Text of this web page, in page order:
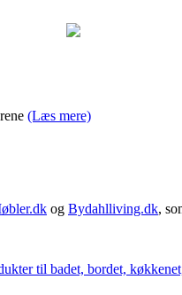
(Læs mere)
og Bydahlliving.dk,
til badet, bordet,